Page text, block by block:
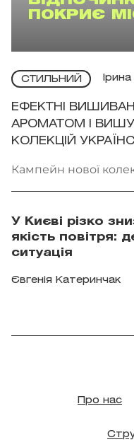
ПОКРИЄ
СТИЛЬНИЙ
ЕФЕКТНІ
АРОМАТОМ І
КОЛЕКЦІЙ
Кампейн нової
У Києві різко
якість повітря:
ситуація
Євгенія Катеринчак
Про нас